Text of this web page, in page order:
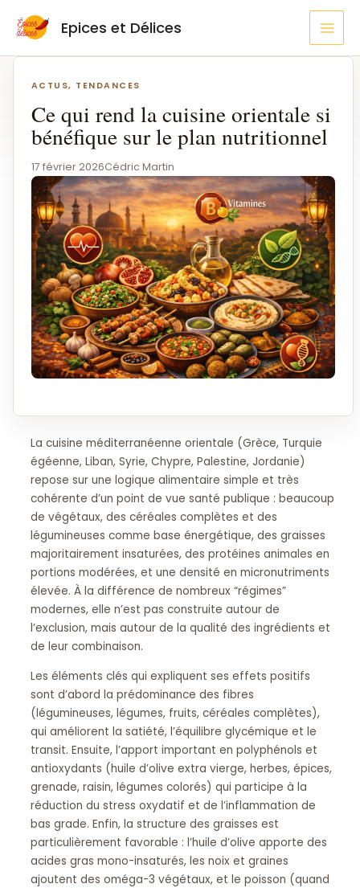
Epices et Délices
ACTUS, TENDANCES
Ce qui rend la cuisine orientale si
bénéfique sur le plan nutritionnel
17 février 2026Cédric Martin
La cuisine méditerranéenne orientale (Grèce, Turquie
égéenne, Liban, Syrie, Chypre, Palestine, Jordanie)
repose sur une logique alimentaire simple et très
cohérente d’un point de vue santé publique : beaucoup
de végétaux, des céréales complètes et des
légumineuses comme base énergétique, des graisses
majoritairement insaturées, des protéines animales en
portions modérées, et une densité en micronutriments
élevée. À la différence de nombreux “régimes”
modernes, elle n’est pas construite autour de
l’exclusion, mais autour de la qualité des ingrédients et
de leur combinaison.
Les éléments clés qui expliquent ses effets positifs
sont d’abord la prédominance des fibres
(légumineuses, légumes, fruits, céréales complètes),
qui améliorent la satiété, l’équilibre glycémique et le
transit. Ensuite, l’apport important en polyphénols et
antioxydants (huile d’olive extra vierge, herbes, épices,
grenade, raisin, légumes colorés) qui participe à la
réduction du stress oxydatif et de l’inflammation de
bas grade. Enfin, la structure des graisses est
particulièrement favorable : l’huile d’olive apporte des
acides gras mono-insaturés, les noix et graines
ajoutent des oméga-3 végétaux, et le poisson (quand
de